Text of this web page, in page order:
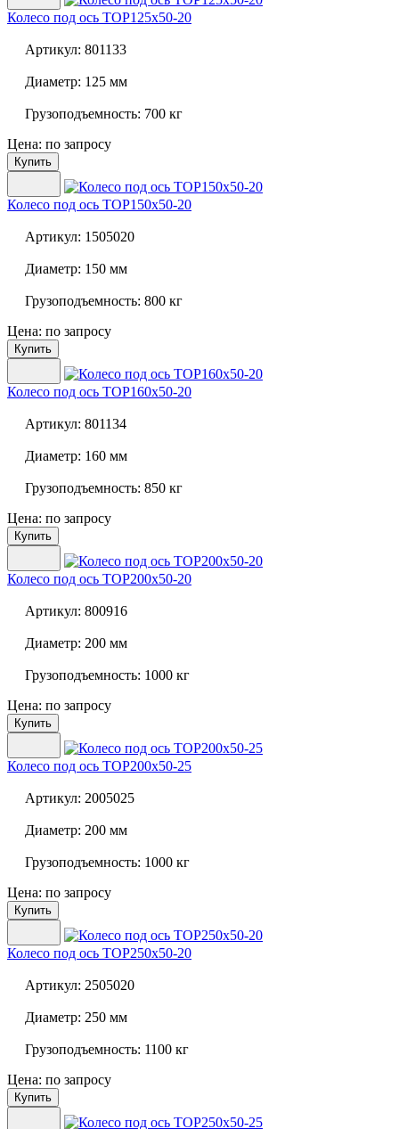
Колесо под ось TOP125x50-20
Артикул: 801133
Диаметр: 125 мм
Грузоподъемность: 700 кг
Цена: по запросу
Купить
Колесо под ось TOP150x50-20
Артикул: 1505020
Диаметр: 150 мм
Грузоподъемность: 800 кг
Цена: по запросу
Купить
Колесо под ось TOP160x50-20
Артикул: 801134
Диаметр: 160 мм
Грузоподъемность: 850 кг
Цена: по запросу
Купить
Колесо под ось TOP200x50-20
Артикул: 800916
Диаметр: 200 мм
Грузоподъемность: 1000 кг
Цена: по запросу
Купить
Колесо под ось TOP200x50-25
Артикул: 2005025
Диаметр: 200 мм
Грузоподъемность: 1000 кг
Цена: по запросу
Купить
Колесо под ось TOP250x50-20
Артикул: 2505020
Диаметр: 250 мм
Грузоподъемность: 1100 кг
Цена: по запросу
Купить